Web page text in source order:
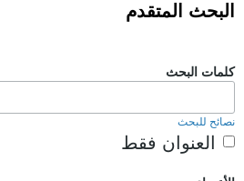
البحث المتقدم
كلمات البحث
نصائح للبحث
العنوان فقط